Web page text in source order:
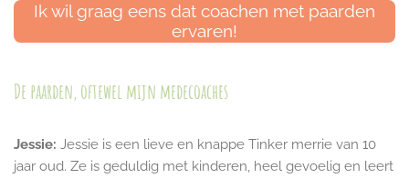
Ik wil graag eens dat coachen met paarden
ervaren!
De paarden, oftewel mijn medecoaches
Jessie: Jessie is een lieve en knappe Tinker merrie van 10
jaar oud. Ze is geduldig met kinderen, heel gevoelig en leert